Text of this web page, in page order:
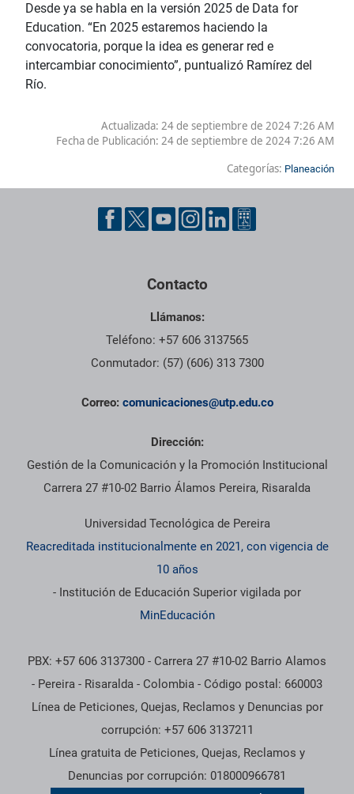
Desde ya se habla en la versión 2025 de Data for
Education. “En 2025 estaremos haciendo la
convocatoria, porque la idea es generar red e
intercambiar conocimiento”, puntualizó Ramírez del
Río.
Actualizada: 24 de septiembre de 2024 7:26 AM
Fecha de Publicación: 24 de septiembre de 2024 7:26 AM
Categorías: Planeación
Contacto
Llámanos:
Teléfono: +57 606 3137565
Conmutador: (57) (606) 313 7300
Correo: comunicaciones@utp.edu.co
Dirección:
Gestión de la Comunicación y la Promoción Institucional
Carrera 27 #10-02 Barrio Álamos Pereira, Risaralda
Universidad Tecnológica de Pereira
Reacreditada institucionalmente en 2021, con vigencia de
10 años
- Institución de Educación Superior vigilada por
MinEducación
PBX: +57 606 3137300 - Carrera 27 #10-02 Barrio Alamos
- Pereira - Risaralda - Colombia - Código postal: 660003
Línea de Peticiones, Quejas, Reclamos y Denuncias por
corrupción: +57 606 3137211
Línea gratuita de Peticiones, Quejas, Reclamos y
Denuncias por corrupción: 018000966781